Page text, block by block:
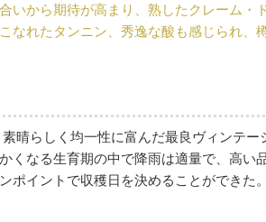
いから期待が高まり、熟したクレーム
なれたタンニン、秀逸な酸も感じられ、
晴らしく均一性に富んだ最良ヴィンテ
くなる生育期の中で降雨は適量で、高
ポイントで収穫日を決めることができた。